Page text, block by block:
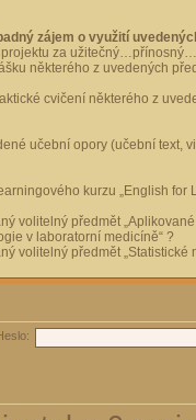
zájem o využití
projektu za
některého z uvedených
cvičení některého z
učební opory (učební text,
kurzu „English for
volitelný předmět „Aplikované
v laboratorní medicíně“ ?
volitelný předmět „Statistické